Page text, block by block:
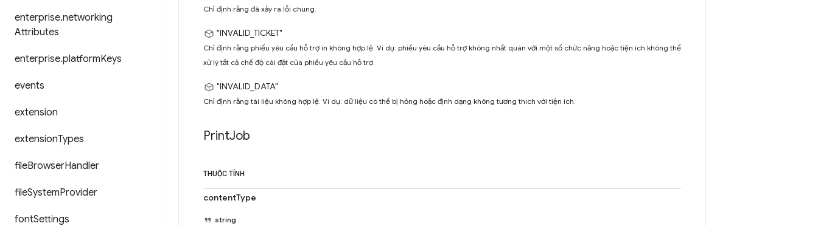
enterprise.networking
Attributes
enterprise.platformKeys
events
extension
extensionTypes
fileBrowserHandler
fileSystemProvider
fontSettings
Chỉ định rằng đã xảy ra lỗi chung.
"INVALID_TICKET"
Chỉ định rằng phiếu yêu cầu hỗ trợ in không hợp lệ. Ví dụ: phiếu yêu cầu hỗ trợ không nhất quán với một số chức năng hoặc tiện ích không thể
xử lý tất cả chế độ cài đặt của phiếu yêu cầu hỗ trợ.
"INVALID_DATA"
Chỉ định rằng tài liệu không hợp lệ. Ví dụ: dữ liệu có thể bị hỏng hoặc định dạng không tương thích với tiện ích.
PrintJob
THUỘC TÍNH
contentType
string